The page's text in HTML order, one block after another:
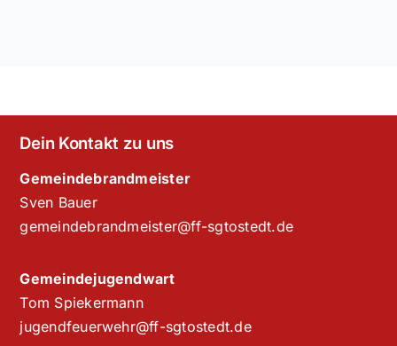
Dein Kontakt zu uns
Gemeindebrandmeister
Sven Bauer
gemeindebrandmeister@ff-sgtostedt.de
Gemeindejugendwart
Tom Spiekermann
jugendfeuerwehr@ff-sgtostedt.de